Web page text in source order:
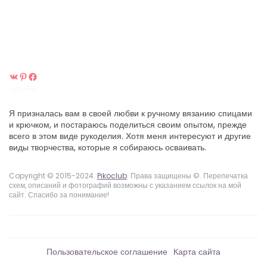
ВКонтакте
Pinterest
Я призналась вам в своей любви к ручному вязанию спицами
и крючком, и постараюсь поделиться своим опытом, прежде
всего в этом виде рукоделия. Хотя меня интересуют и другие
виды творчества, которые я собираюсь осваивать.
Copyright © 2015-2024. Pikoclub. Права защищены ©. Перепечатка
схем, описаний и фотографий возможны с указанием ссылок на мой
сайт. Спасибо за понимание!
Пользовательское соглашение Карта сайта